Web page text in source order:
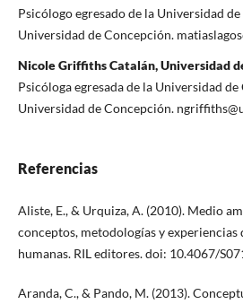
Psicólogo egresado de la Universidad
Universidad de Concepción.
Nicole Griffiths Catalán, Universidad
Psicóloga egresada de la Universidad
Universidad de Concepción.
Referencias
Aliste, E., & Urquiza, A. (2010). Medio
conceptos, metodologías y experiencias
humanas. RIL editores. doi: 10.4067/
Aranda, C., & Pando, M. (2013).